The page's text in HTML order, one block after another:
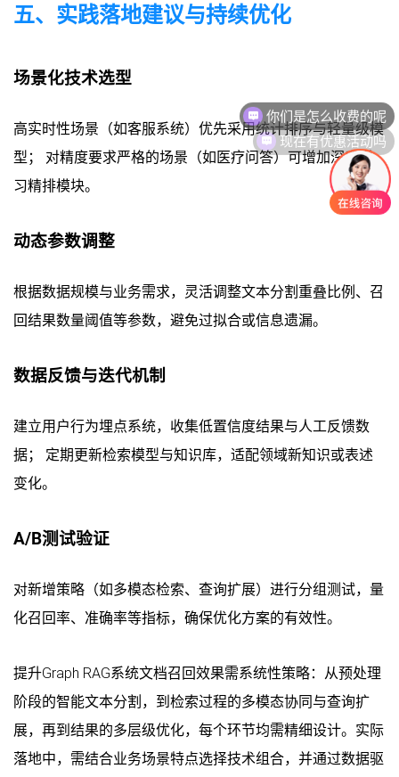
五、实践落地建议与持续优化
场景化技术选型
高实时性场景（如客服系统）优先采用统计排序与轻量级模
型； 对精度要求严格的场景（如医疗问答）可增加深度学
习精排模块。
动态参数调整
根据数据规模与业务需求，灵活调整文本分割重叠比例、召
回结果数量阈值等参数，避免过拟合或信息遗漏。
数据反馈与迭代机制
建立用户行为埋点系统，收集低置信度结果与人工反馈数
据； 定期更新检索模型与知识库，适配领域新知识或表述
变化。
A/B测试验证
对新增策略（如多模态检索、查询扩展）进行分组测试，量
化召回率、准确率等指标，确保优化方案的有效性。
提升Graph RAG系统文档召回效果需系统性策略：从预处理
阶段的智能文本分割，到检索过程的多模态协同与查询扩
展，再到结果的多层级优化，每个环节均需精细设计。实际
落地中，需结合业务场景特点选择技术组合，并通过数据驱
现在有优惠活动吗